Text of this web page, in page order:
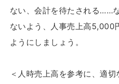
ない、会計を待たされる……
ないよう、人事売上高5,000
ようにしましょう。
＜人時売上高を参考に、適切